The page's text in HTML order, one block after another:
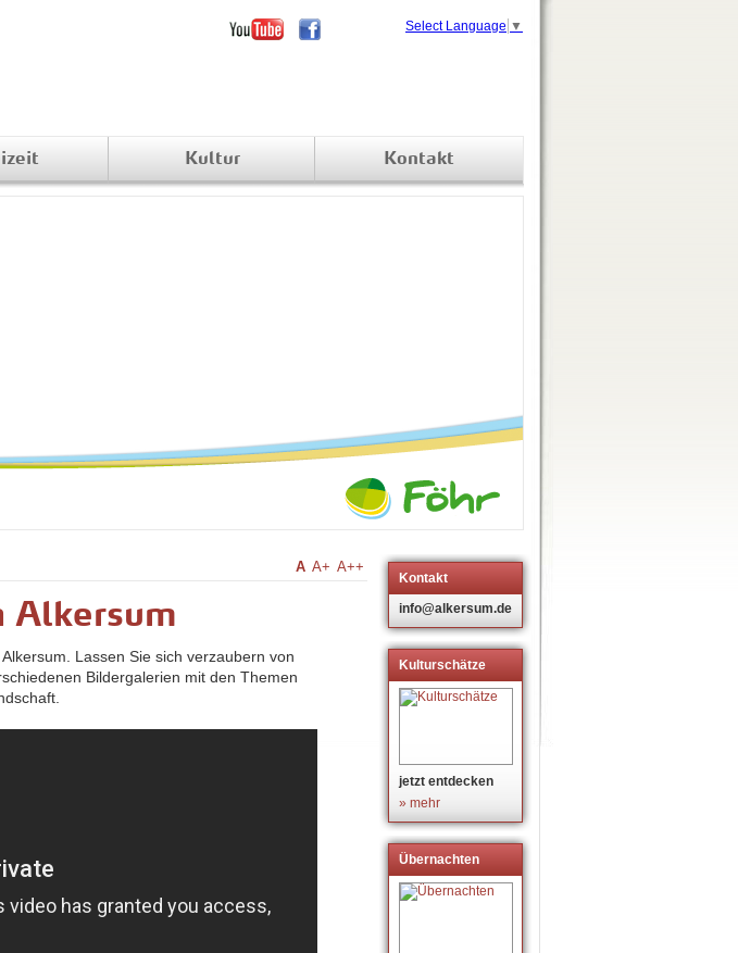
Kultur Kontakt
A A+ A++
Alkersum
Lassen Sie sich verzaubern von
Bildergalerien mit den Themen
Kontakt
info@alkersum.de
Kulturschätze
jetzt entdecken
» mehr
Übernachten
Select Language ▼